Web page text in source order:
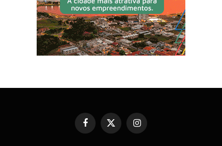
Facebook
X
(Twitter)
Instagram